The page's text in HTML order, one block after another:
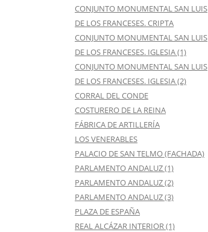
CONJUNTO MONUMENTAL SAN LUIS
DE LOS FRANCESES. CRIPTA
CONJUNTO MONUMENTAL SAN LUIS
DE LOS FRANCESES. IGLESIA (1)
CONJUNTO MONUMENTAL SAN LUIS
DE LOS FRANCESES. IGLESIA (2)
CORRAL DEL CONDE
COSTURERO DE LA REINA
FÁBRICA DE ARTILLERÍA
LOS VENERABLES
PALACIO DE SAN TELMO (FACHADA)
PARLAMENTO ANDALUZ (1)
PARLAMENTO ANDALUZ (2)
PARLAMENTO ANDALUZ (3)
PLAZA DE ESPAÑA
REAL ALCÁZAR INTERIOR (1)